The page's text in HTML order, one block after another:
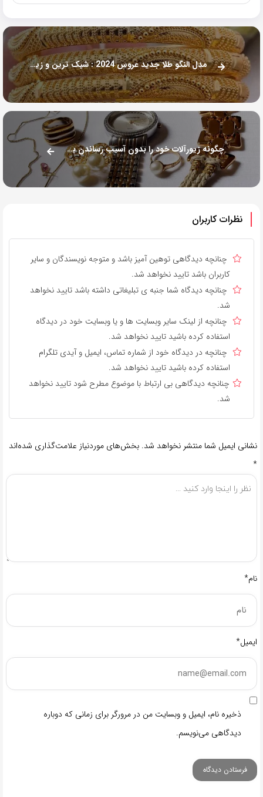
مدل النگو طلا جدید عروس 2024 : شیک ترین و زیباترین مدل ها
چگونه زیورآلات خود را بدون آسیب رساندن به آن تمیز کنیم
نظرات کاربران
چنانچه دیدگاهی توهین آمیز باشد و متوجه نویسندگان و سایر
کاربران باشد تایید نخواهد شد.
چنانچه دیدگاه شما جنبه ی تبلیغاتی داشته باشد تایید نخواهد
شد.
چنانچه از لینک سایر وبسایت ها و یا وبسایت خود در دیدگاه
استفاده کرده باشید تایید نخواهد شد.
چنانچه در دیدگاه خود از شماره تماس، ایمیل و آیدی تلگرام
استفاده کرده باشید تایید نخواهد شد.
چنانچه دیدگاهی بی ارتباط با موضوع مطرح شود تایید نخواهد
شد.
نشانی ایمیل شما منتشر نخواهد شد. بخش‌های موردنیاز علامت‌گذاری شده‌اند
*
نام*
ایمیل*
ذخیره نام، ایمیل و وبسایت من در مرورگر برای زمانی که دوباره
دیدگاهی می‌نویسم.